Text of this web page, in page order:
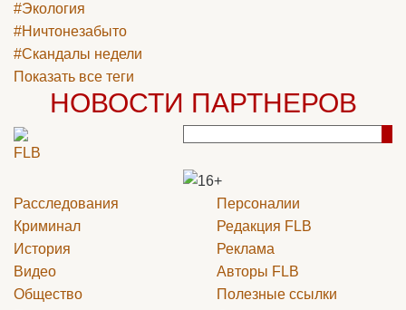
#Экология
#Ничтонезабыто
#Скандалы недели
Показать все теги
НОВОСТИ ПАРТНЕРОВ
Расследования
Криминал
История
Видео
Общество
Персоналии
Редакция FLB
Реклама
Авторы FLB
Полезные ссылки